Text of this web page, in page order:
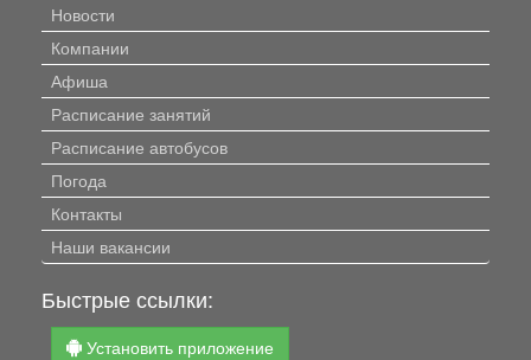
Новости
Компании
Афиша
Расписание занятий
Расписание автобусов
Погода
Контакты
Наши вакансии
Быстрые ссылки:
Установить приложение